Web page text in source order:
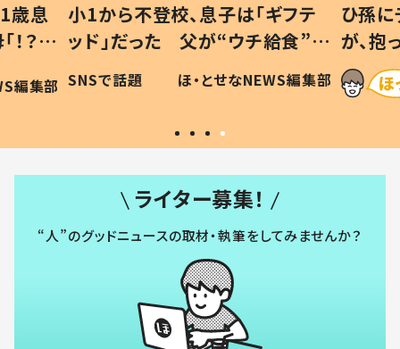
歳息
？」
編集部
小1から不登校、息子は「ギフテ
ッド」だった 父が“ウチ給食”を
作り続ける理由とは #令和の親
#令和の子
SNSで話題 ほ・とせなNEWS編集部
ひ孫
が、
「涙が
い」
ライター募集！
“人”のグッドニュースの取材・執筆をしてみませんか？